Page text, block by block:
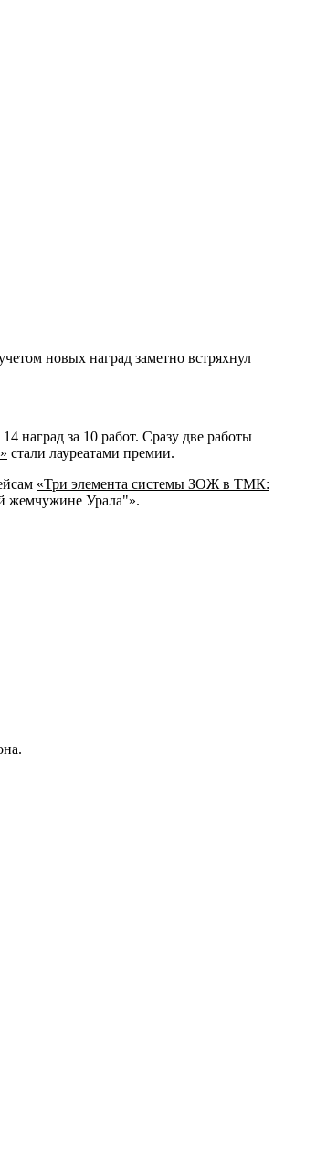
новых наград заметно встряхнул
наград за 10 работ. Сразу две работы
стали лауреатами премии.
«Три элемента системы ЗОЖ в ТМК:
жемчужине Урала"».